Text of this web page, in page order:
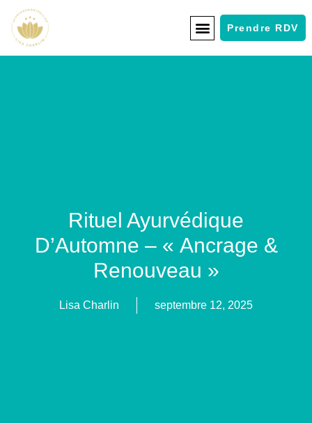
Prendre RDV
Rituel Ayurvédique
D’Automne – « Ancrage &
Renouveau »
Lisa Charlin septembre 12, 2025